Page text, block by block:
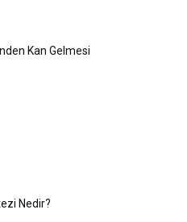
Kan Gelmesi
Nedir?